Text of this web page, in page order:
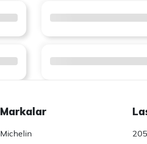
Markalar
Michelin